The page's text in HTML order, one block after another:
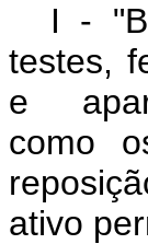
I -
testes,
e
como
ativo